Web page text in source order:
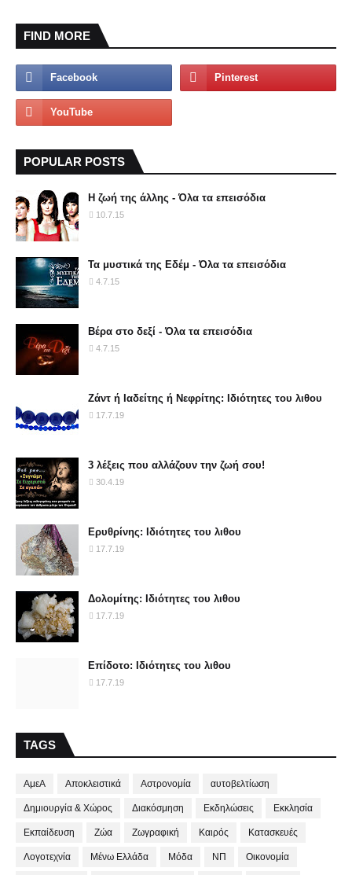
FIND MORE
POPULAR POSTS
Η ζωή της άλλης - Όλα τα επεισόδια
10.7.15
Τα μυστικά της Εδέμ - Όλα τα επεισόδια
4.7.15
Βέρα στο δεξί - Όλα τα επεισόδια
4.7.15
Ζάντ ή Ιαδείτης ή Νεφρίτης: Ιδιότητες του λιθου
17.7.19
3 λέξεις που αλλάζουν την ζωή σου!
30.4.19
Ερυθρίνης: Ιδιότητες του λιθου
17.7.19
Δολομίτης: Ιδιότητες του λιθου
17.7.19
Επίδοτο: Ιδιότητες του λιθου
17.7.19
TAGS
ΑμεΑ Αποκλειστικά Αστρονομία αυτοβελτίωση
Δημιουργία & Χώρος Διακόσμηση Εκδηλώσεις Εκκλησία
Εκπαίδευση Ζώα Ζωγραφική Καιρός Κατασκευές
Λογοτεχνία Μένω Ελλάδα Μόδα ΝΠ Οικονομία